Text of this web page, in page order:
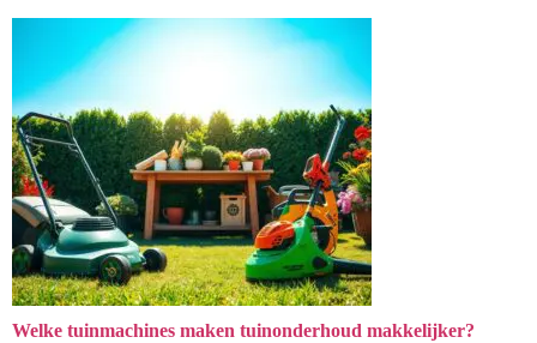
Welke tuinmachines maken tuinonderhoud makkelijker?